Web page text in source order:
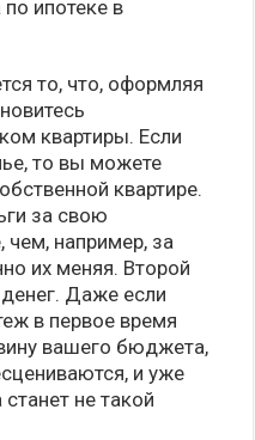
то, что, оформляя
квартиры. Если
то вы можете
квартире.
за свою
например, за
их меняя. Второй
Даже если
в первое время
вашего бюджета,
и уже
не такой